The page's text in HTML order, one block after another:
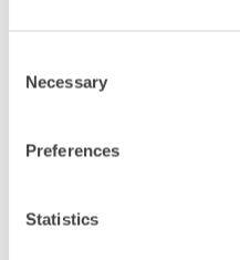
Selection
Necessary
Preferences
Statistics